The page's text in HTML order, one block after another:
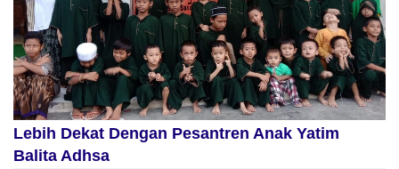
Lebih Dekat Dengan Pesantren Anak Yatim
Balita Adhsa